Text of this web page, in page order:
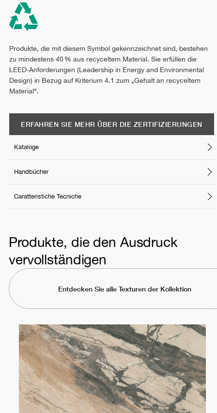
Produkte, die mit diesem Symbol gekennzeichnet sind, bestehen
zu mindestens 40 % aus recyceltem Material. Sie erfüllen die
LEED-Anforderungen (Leadership in Energy and Environmental
Design) in Bezug auf Kriterium 4.1 zum „Gehalt an recyceltem
Material“.
ERFAHREN SIE MEHR ÜBER DIE ZERTIFIZIERUNGEN
Kataloge
Handbücher
Caratteristiche Tecniche
Produkte, die den Ausdruck
vervollständigen
Entdecken Sie alle Texturen der Kollektion